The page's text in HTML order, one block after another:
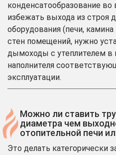
конденсатообразование
избежать выхода из строя
оборудования (печи,
стен помещений, нужно
дымоходы с утеплителем в
наполнителя
эксплуатации.
Можно ли ставить
диаметра чем
отопительной печи
Это делать категорически